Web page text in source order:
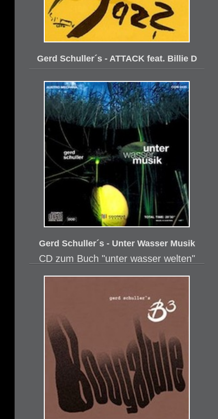
Gerd Schuller´s - ATTACK feat. Billie D
Gerd Schuller´s - Unter Wasser Musik
CD zum Buch "unter wasser welten"